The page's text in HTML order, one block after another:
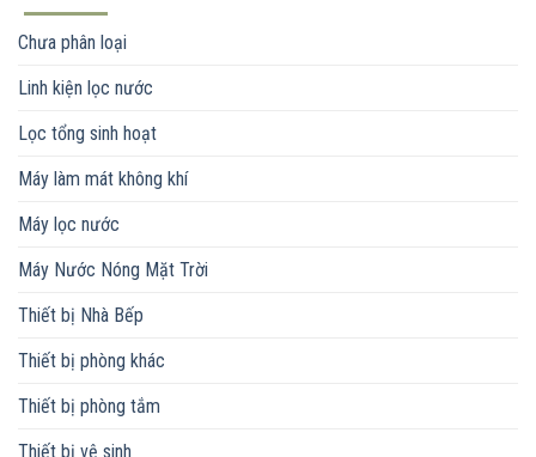
Chưa phân loại
Linh kiện lọc nước
Lọc tổng sinh hoạt
Máy làm mát không khí
Máy lọc nước
Máy Nước Nóng Mặt Trời
Thiết bị Nhà Bếp
Thiết bị phòng khác
Thiết bị phòng tắm
Thiết bị vệ sinh